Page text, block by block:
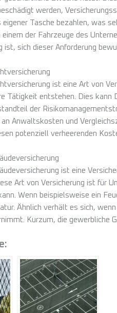
werden,
eigener Tasche bezahlen, was
einem der Fahrzeuge des
ist, sich dieser Anforderung
ist eine Art von
Tätigkeit entstehen. Dies kann
der
an Anwaltskosten und
potenziell verheerenden
ist eine
Art von Versicherung ist für
Wenn beispielsweise ein
Ähnlich verhält es sich,
Kurzum, die gewerbliche